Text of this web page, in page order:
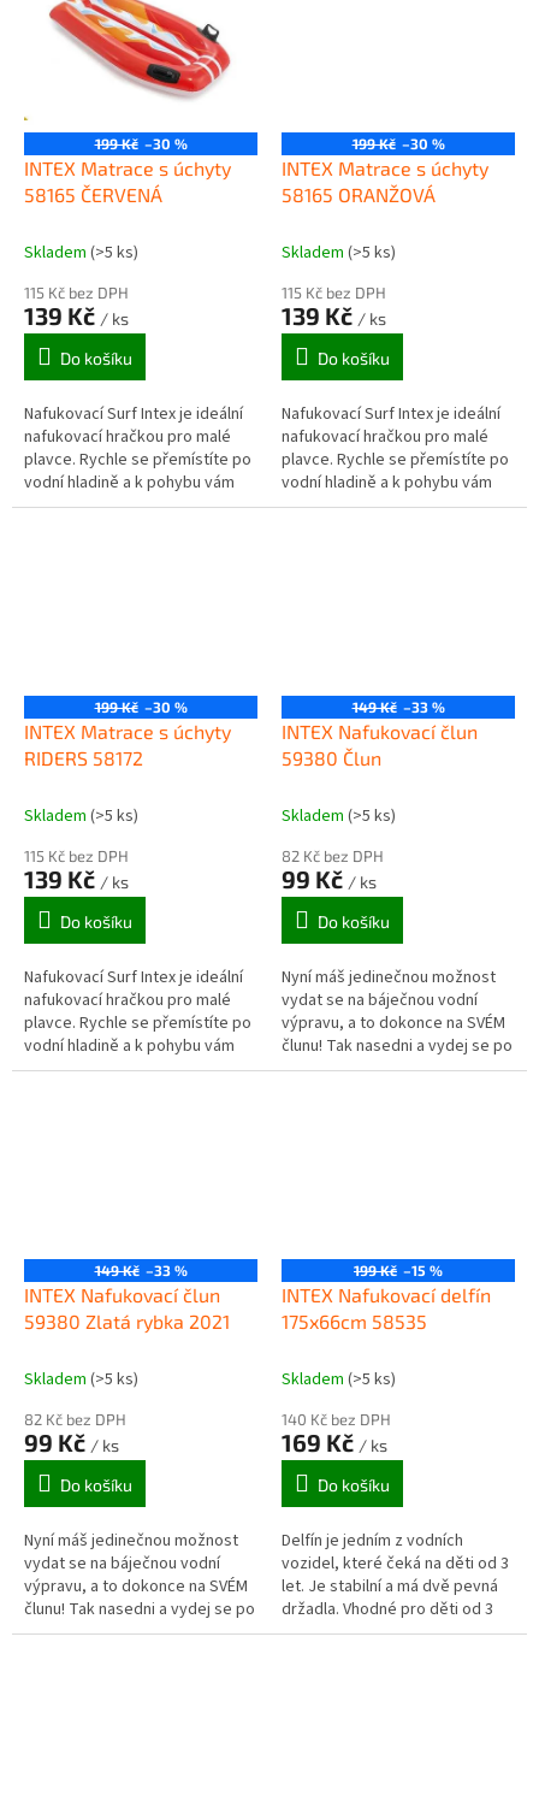
199 Kč –30 %
INTEX Matrace s úchyty
58165 ČERVENÁ
Skladem (>5 ks)
115 Kč bez DPH
139 Kč / ks
Do košíku
Nafukovací Surf Intex je ideální
nafukovací hračkou pro malé
plavce. Rychle se přemístíte po
vodní hladině a k pohybu vám
slouží hlavně nohy. Díky
199 Kč –30 %
INTEX Matrace s úchyty
58165 ORANŽOVÁ
Skladem (>5 ks)
115 Kč bez DPH
139 Kč / ks
Do košíku
Nafukovací Surf Intex je ideální
nafukovací hračkou pro malé
plavce. Rychle se přemístíte po
vodní hladině a k pohybu vám
slouží hlavně nohy. Díky
199 Kč –30 %
INTEX Matrace s úchyty
RIDERS 58172
Skladem (>5 ks)
115 Kč bez DPH
139 Kč / ks
Do košíku
Nafukovací Surf Intex je ideální
nafukovací hračkou pro malé
plavce. Rychle se přemístíte po
vodní hladině a k pohybu vám
slouží hlavně nohy. Díky
149 Kč –33 %
INTEX Nafukovací člun
59380 Člun
Skladem (>5 ks)
82 Kč bez DPH
99 Kč / ks
Do košíku
Nyní máš jedinečnou možnost
vydat se na báječnou vodní
výpravu, a to dokonce na SVÉM
člunu! Tak nasedni a vydej se po
vodě. Dětský člun ve tvaru
149 Kč –33 %
INTEX Nafukovací člun
59380 Zlatá rybka 2021
Skladem (>5 ks)
82 Kč bez DPH
99 Kč / ks
Do košíku
Nyní máš jedinečnou možnost
vydat se na báječnou vodní
výpravu, a to dokonce na SVÉM
člunu! Tak nasedni a vydej se po
vodě. Dětský člun ve tvaru zlaté
199 Kč –15 %
INTEX Nafukovací delfín
175x66cm 58535
Skladem (>5 ks)
140 Kč bez DPH
169 Kč / ks
Do košíku
Delfín je jedním z vodních
vozidel, které čeká na děti od 3
let. Je stabilní a má dvě pevná
držadla. Vhodné pro děti od 3
let Rozměry: 175 x 66 cm